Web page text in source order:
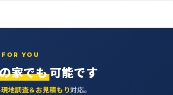
YOU
家でも可能です
地調査＆お見積もり対応。